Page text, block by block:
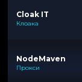
Cloak IT
Клоака
NodeMaven
Прокси